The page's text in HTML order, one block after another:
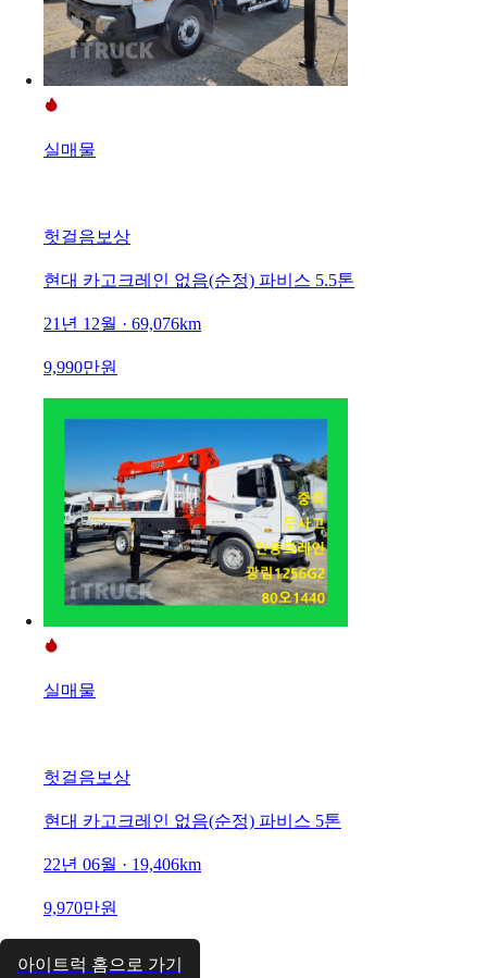
실매물
헛걸음보상
현대 카고크레인 없음(순정) 파비스 5.5톤
21년 12월 · 69,076km
9,990만원
실매물
헛걸음보상
현대 카고크레인 없음(순정) 파비스 5톤
22년 06월 · 19,406km
9,970만원
아이트럭 홈으로 가기